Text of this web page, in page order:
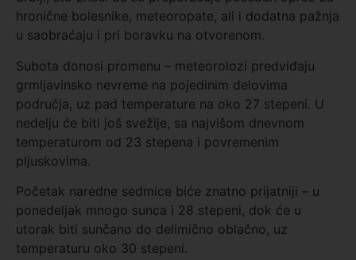
hronične bolesnike, meteoropate, ali i dodatna pažnja
u saobraćaju i pri boravku na otvorenom.
Subota donosi promenu – meteorolozi predviđaju
grmljavinsko nevreme na pojedinim delovima
područja, uz pad temperature na oko 27 stepeni. U
nedelju će biti još svežije, sa najvišom dnevnom
temperaturom od 23 stepena i povremenim
pljuskovima.
Početak naredne sedmice biće znatno prijatniji – u
ponedeljak mnogo sunca i 28 stepeni, dok će u
utorak biti sunčano do delimično oblačno, uz
temperaturu oko 30 stepeni.